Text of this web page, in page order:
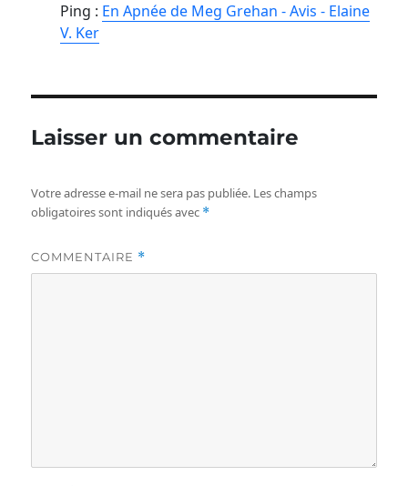
Ping : En Apnée de Meg Grehan - Avis - Elaine
V. Ker
Laisser un commentaire
Votre adresse e-mail ne sera pas publiée. Les champs
obligatoires sont indiqués avec *
COMMENTAIRE *